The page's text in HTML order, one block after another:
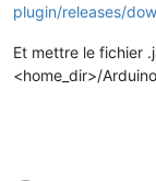
plugin/releases/
Et mettre le fichier
<home_dir>/